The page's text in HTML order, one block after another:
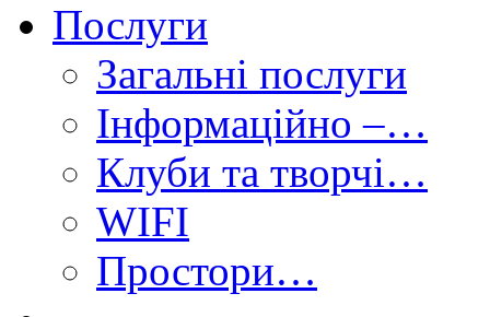
Послуги
Загальні послуги
Інформаційно –…
Клуби та творчі…
WIFI
Простори…